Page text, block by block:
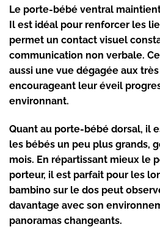
Le porte-bébé ventral
Il est idéal pour renforcer les
permet un contact visuel
communication non verbale.
aussi une vue dégagée aux
encourageant leur éveil
environnant.
Quant au porte-bébé dorsal, il
les bébés un peu plus grands,
mois. En répartissant mieux le
porteur, il est parfait pour les
bambino sur le dos peut
davantage avec son
panoramas changeants.